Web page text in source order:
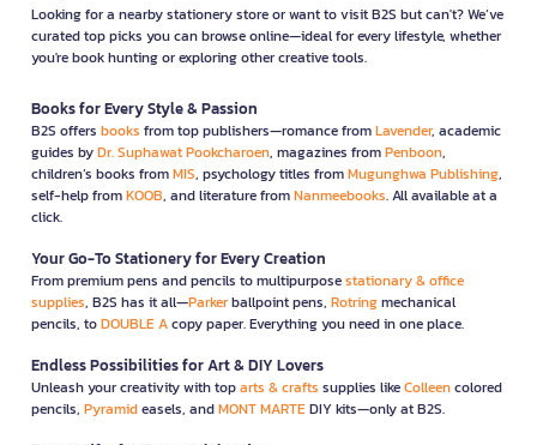
Looking for a nearby stationery store or want to visit B2S but can't? We’ve
curated top picks you can browse online—ideal for every lifestyle, whether
you're book hunting or exploring other creative tools.
Books for Every Style & Passion
B2S offers books from top publishers—romance fromLavender, academic
guides byDr. Suphawat Pookcharoen, magazines fromPenboon,
children’s books fromMIS, psychology titles fromMugunghwa Publishing,
self-help fromKOOB, and literature fromNanmeebooks. All available at a
click.
Your Go-To Stationery for Every Creation
From premium pens and pencils to multipurposestationary & office
supplies, B2S has it all—Parkerballpoint pens, Rotringmechanical
pencils, toDOUBLE Acopy paper. Everything you need in one place.
Endless Possibilities for Art & DIY Lovers
Unleash your creativity with toparts & crafts supplies likeColleencolored
pencils, Pyramideasels, andMONT MARTEDIY kits—only at B2S.